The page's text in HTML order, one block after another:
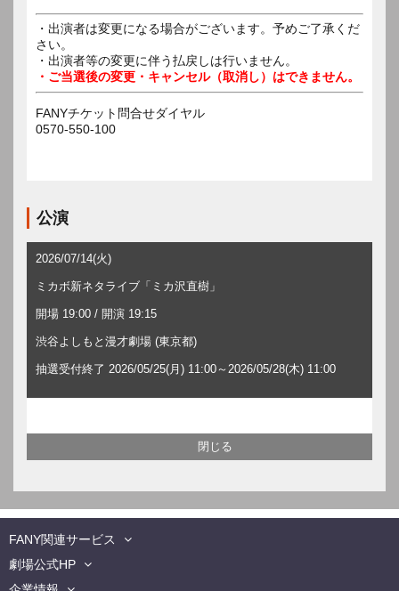
・出演者は変更になる場合がございます。予めご了承くだ
さい。
・出演者等の変更に伴う払戻しは行いません。
・ご当選後の変更・キャンセル（取消し）はできません。
FANYチケット問合せダイヤル
0570-550-100
公演
2026/07/14(火)
ミカボ新ネタライブ「ミカ沢直樹」
開場 19:00 / 開演 19:15
渋谷よしもと漫才劇場 (東京都)
抽選受付終了 2026/05/25(月) 11:00～2026/05/28(木) 11:00
FANY関連サービス
劇場公式HP